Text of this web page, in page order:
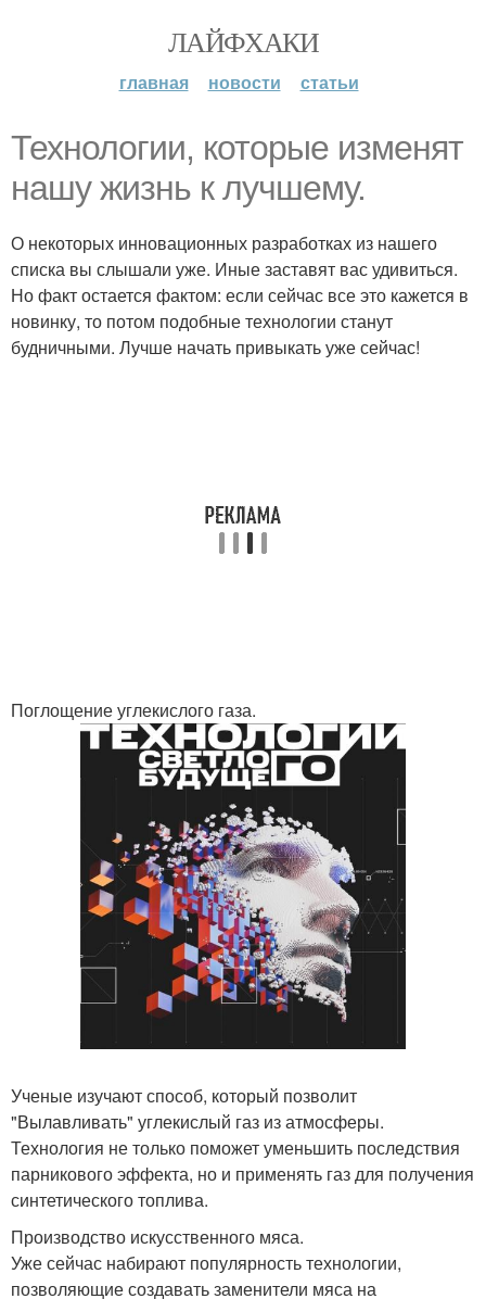
ЛАЙФХАКИ
главная новости статьи
Технологии, которые изменят
нашу жизнь к лучшему.
О некоторых инновационных разработках из нашего
списка вы слышали уже. Иные заставят вас удивиться.
Но факт остается фактом: если сейчас все это кажется в
новинку, то потом подобные технологии станут
будничными. Лучше начать привыкать уже сейчас!
Поглощение углекислого газа.
Ученые изучают способ, который позволит
"Вылавливать" углекислый газ из атмосферы.
Технология не только поможет уменьшить последствия
парникового эффекта, но и применять газ для получения
синтетического топлива.
Производство искусственного мяса.
Уже сейчас набирают популярность технологии,
позволяющие создавать заменители мяса на